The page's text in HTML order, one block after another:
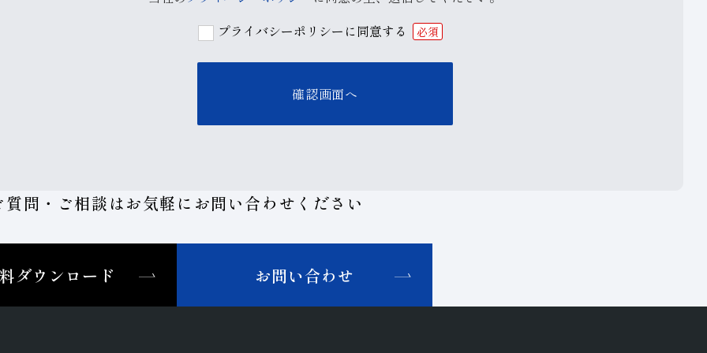
プライバシーポリシーに同意する
必須
質問・ご相談はお気軽に お問い合わせください
ダウンロード お問い合わせ